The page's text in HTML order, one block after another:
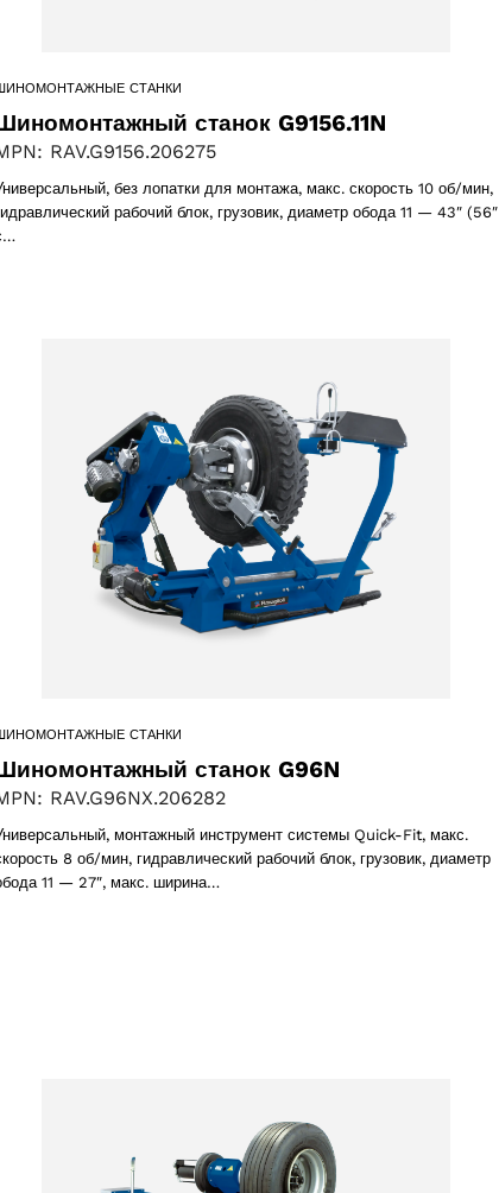
(2)2 products
products
СТАНКИ
станок G9156.11N
RAV.G9156.206275
без лопатки для монтажа, макс. скорость 10 об/мин,
рабочий блок, грузовик, диаметр обода 11 — 43″ (56″
СТАНКИ
станок G96N
RAV.G96NX.206282
монтажный инструмент системы Quick-Fit, макс.
8 об/мин, гидравлический рабочий блок, грузовик, диаметр
11 — 27″, макс. ширина…
Выберите Ваш регион
Выберите ваш язык